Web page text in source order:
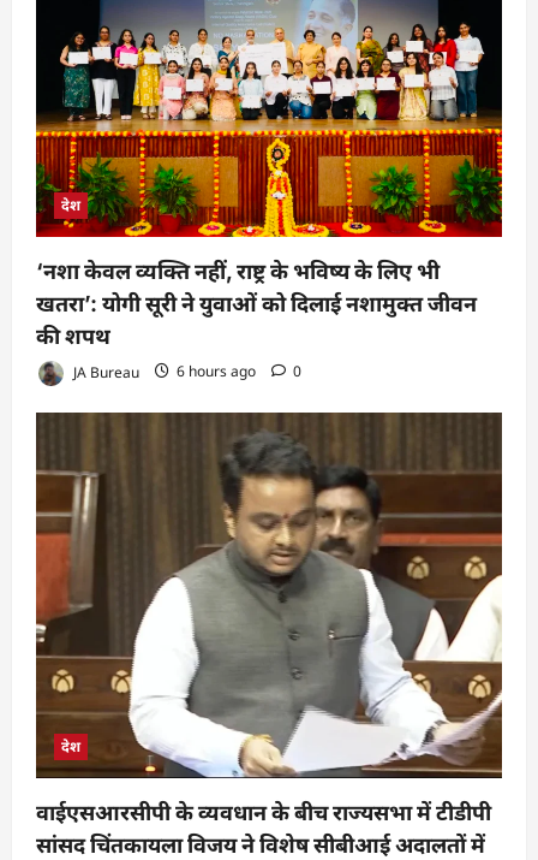
देश
‘नशा केवल व्यक्ति नहीं, राष्ट्र के भविष्य के लिए भी
खतरा’: योगी सूरी ने युवाओं को दिलाई नशामुक्त जीवन
की शपथ
JA Bureau 6 hours ago 0
देश
वाईएसआरसीपी के व्यवधान के बीच राज्यसभा में टीडीपी
सांसद चिंतकायला विजय ने विशेष सीबीआई अदालतों में